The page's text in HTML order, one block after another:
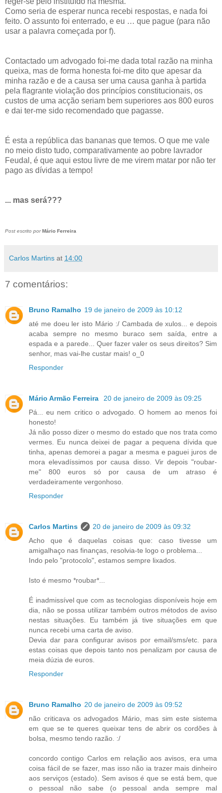
Como seria de esperar nunca recebi respostas, e nada foi
feito. O assunto foi enterrado, e eu … que pague (para não
usar a palavra começada por f).
Contactado um advogado foi-me dada total razão na minha
queixa, mas de forma honesta foi-me dito que apesar da
minha razão e de a causa ser uma causa ganha à partida
pela flagrante violação dos princípios constitucionais, os
custos de uma acção seriam bem superiores aos 800 euros
e dai ter-me sido recomendado que pagasse.
É esta a república das bananas que temos. O que me vale
no meio disto tudo, comparativamente ao pobre lavrador
Feudal, é que aqui estou livre de me virem matar por não ter
pago as dívidas a tempo!
... mas será???
Post escrito porMário Ferreira
Carlos Martins at 14:00
7 comentários:
Bruno Ramalho 19 de janeiro de 2009 às 10:12
até me doeu ler isto Mário :/ Cambada de xulos... e depois
acaba sempre no mesmo buraco sem saída, entre a
espada e a parede... Quer fazer valer os seus direitos? Sim
senhor, mas vai-lhe custar mais! o_0
Responder
Mário Armão Ferreira
20 de janeiro de 2009 às 09:25
Pá... eu nem critico o advogado. O homem ao menos foi
honesto!
Já não posso dizer o mesmo do estado que nos trata como
vermes. Eu nunca deixei de pagar a pequena dívida que
tinha, apenas demorei a pagar a mesma e paguei juros de
mora elevadíssimos por causa disso. Vir depois "roubar-
me" 800 euros só por causa de um atraso é
verdadeiramente vergonhoso.
Responder
Carlos Martins
20 de janeiro de 2009 às 09:32
Acho que é daquelas coisas que: caso tivesse um
amigalhaço nas finanças, resolvia-te logo o problema...
Indo pelo "protocolo", estamos sempre lixados.
Isto é mesmo *roubar*...
É inadmissível que com as tecnologias disponíveis hoje em
dia, não se possa utilizar também outros métodos de aviso
nestas situações. Eu também já tive situações em que
nunca recebi uma carta de aviso.
Devia dar para configurar avisos por email/sms/etc. para
estas coisas que depois tanto nos penalizam por causa de
meia dúzia de euros.
Responder
Bruno Ramalho 20 de janeiro de 2009 às 09:52
não criticava os advogados Mário, mas sim este sistema
em que se te queres queixar tens de abrir os cordões à
bolsa, mesmo tendo razão. :/
concordo contigo Carlos em relação aos avisos, era uma
coisa fácil de se fazer, mas isso não ia trazer mais dinheiro
aos serviços (estado). Sem avisos é que se está bem, que
o pessoal não sabe (o pessoal anda sempre mal